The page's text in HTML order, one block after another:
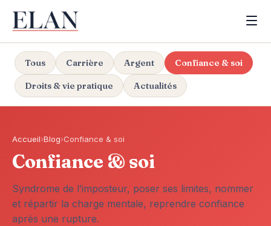
Tous Carrière Argent Confiance & soi
Droits & vie pratique Actualités
Accueil›Blog›Confiance & soi
Confiance & soi
Syndrome de l’imposteur, poser ses limites, nommer
et répartir la charge mentale, reprendre confiance
après une rupture.